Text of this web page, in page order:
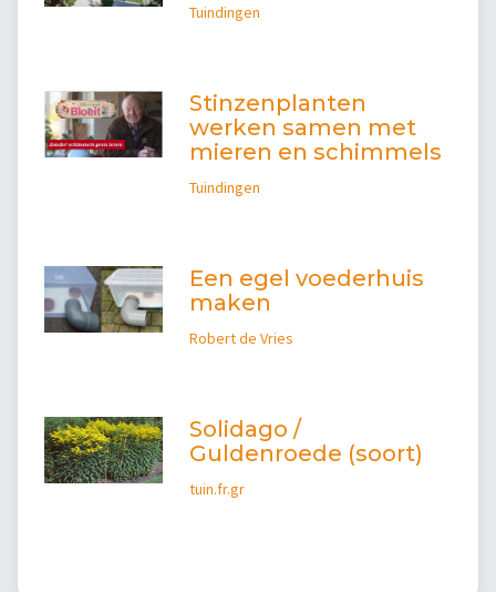
Tuindingen
Stinzenplanten
werken samen met
mieren en schimmels
Tuindingen
Een egel voederhuis
maken
Robert de Vries
Solidago /
Guldenroede (soort)
tuin.fr.gr